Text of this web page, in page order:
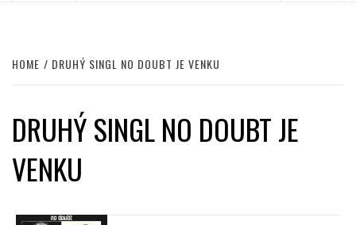
HOME DRUHÝ SINGL NO DOUBT JE VENKU
DRUHÝ SINGL NO DOUBT JE
VENKU